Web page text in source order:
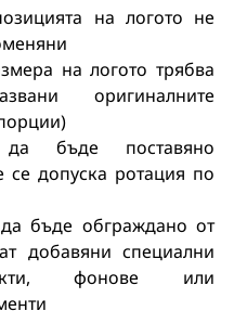
на логото не
на логото трябва
оригиналните
бъде поставяно
се допуска ротация по
бъде обграждано от
добавяни специални
фонове или